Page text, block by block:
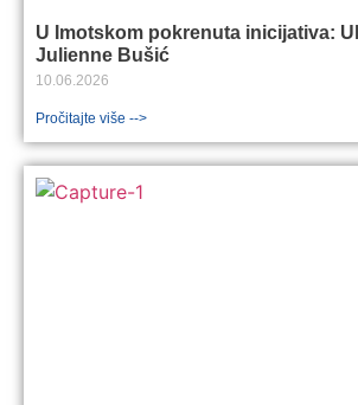
U Imotskom pokrenuta inicijativa:
Julienne Bušić
10.06.2026
Pročitajte više -->